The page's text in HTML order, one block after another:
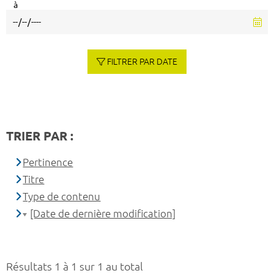
Résultats 1 à 1 sur 1 au total
à
FILTRER PAR DATE
TRIER PAR :
Pertinence
Titre
Type de contenu
[Date de dernière modification]